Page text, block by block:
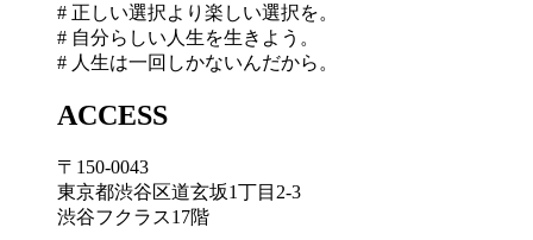
# 正しい選択より楽しい選択を。
# 自分らしい人生を生きよう。
# 人生は一回しかないんだから。
ACCESS
〒150-0043
東京都渋谷区道玄坂1丁目2-3
渋谷フクラス17階